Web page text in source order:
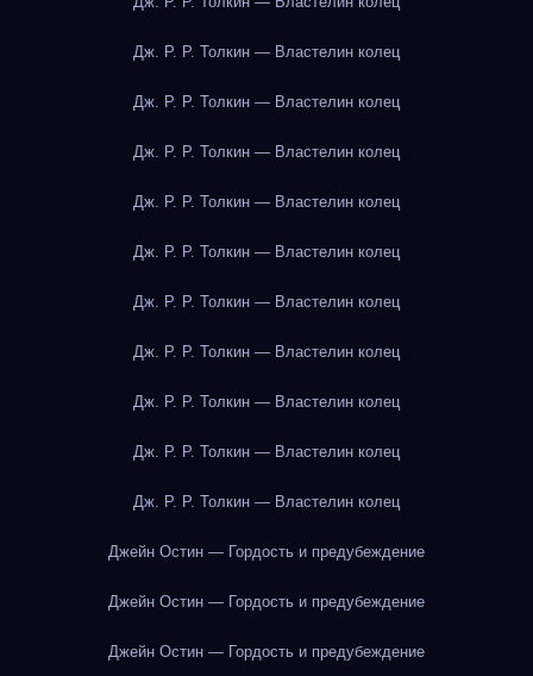
Дж. Р. Р. Толкин — Властелин колец
Дж. Р. Р. Толкин — Властелин колец
Дж. Р. Р. Толкин — Властелин колец
Дж. Р. Р. Толкин — Властелин колец
Дж. Р. Р. Толкин — Властелин колец
Дж. Р. Р. Толкин — Властелин колец
Дж. Р. Р. Толкин — Властелин колец
Дж. Р. Р. Толкин — Властелин колец
Дж. Р. Р. Толкин — Властелин колец
Дж. Р. Р. Толкин — Властелин колец
Джейн Остин — Гордость и предубеждение
Джейн Остин — Гордость и предубеждение
Джейн Остин — Гордость и предубеждение